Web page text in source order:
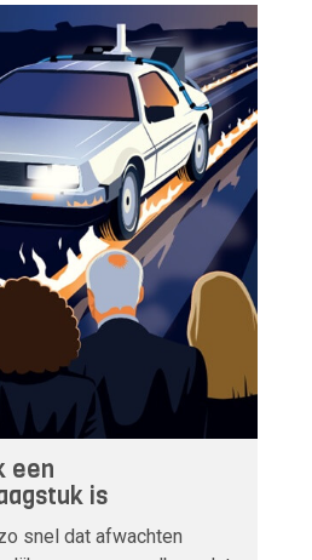
een
is
snel dat afwachten